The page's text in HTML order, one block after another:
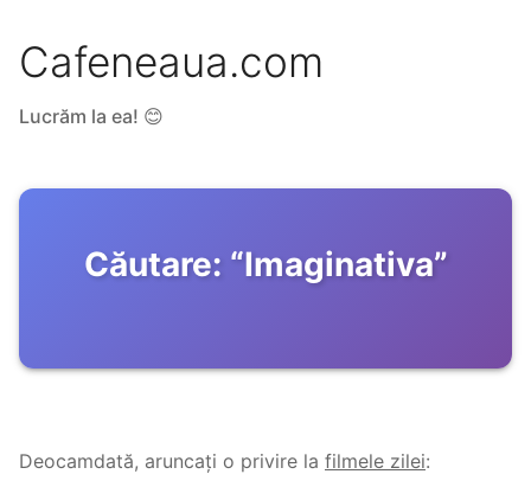
Cafeneaua.com
Lucrăm la ea! 😊
Căutare: “Imaginativa”
Deocamdată, aruncați o privire la filmele zilei: